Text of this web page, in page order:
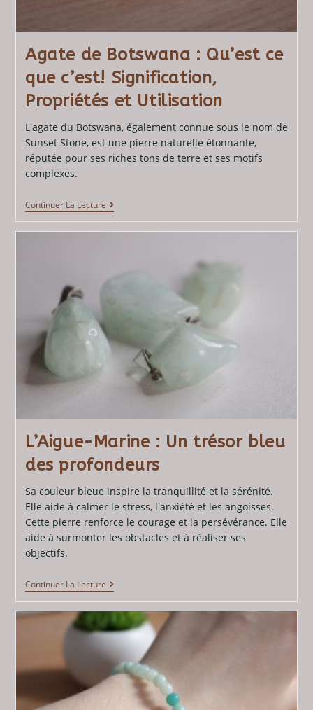
Agate de Botswana : Qu’est ce
que c’est! Signification,
Propriétés et Utilisation
L'agate du Botswana, également connue sous le nom de
Sunset Stone, est une pierre naturelle étonnante,
réputée pour ses riches tons de terre et ses motifs
complexes.
Continuer La Lecture
L’Aigue-Marine : Un trésor bleu
des profondeurs
Sa couleur bleue inspire la tranquillité et la sérénité.
Elle aide à calmer le stress, l'anxiété et les angoisses.
Cette pierre renforce le courage et la persévérance. Elle
aide à surmonter les obstacles et à réaliser ses
objectifs.
Continuer La Lecture